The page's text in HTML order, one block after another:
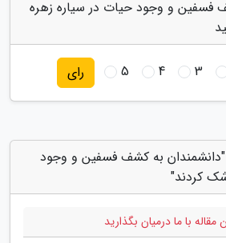
فسفین و وجود حیات در سیاره زهره
3
4
5 رای
"دانشمندان به کشف فسفین و وجود
کردند"
با ما درمیان بگذارید